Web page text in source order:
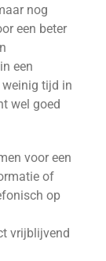
nog
een beter
een
weinig tijd in
wel goed
voor een
of
op
vrijblijvend